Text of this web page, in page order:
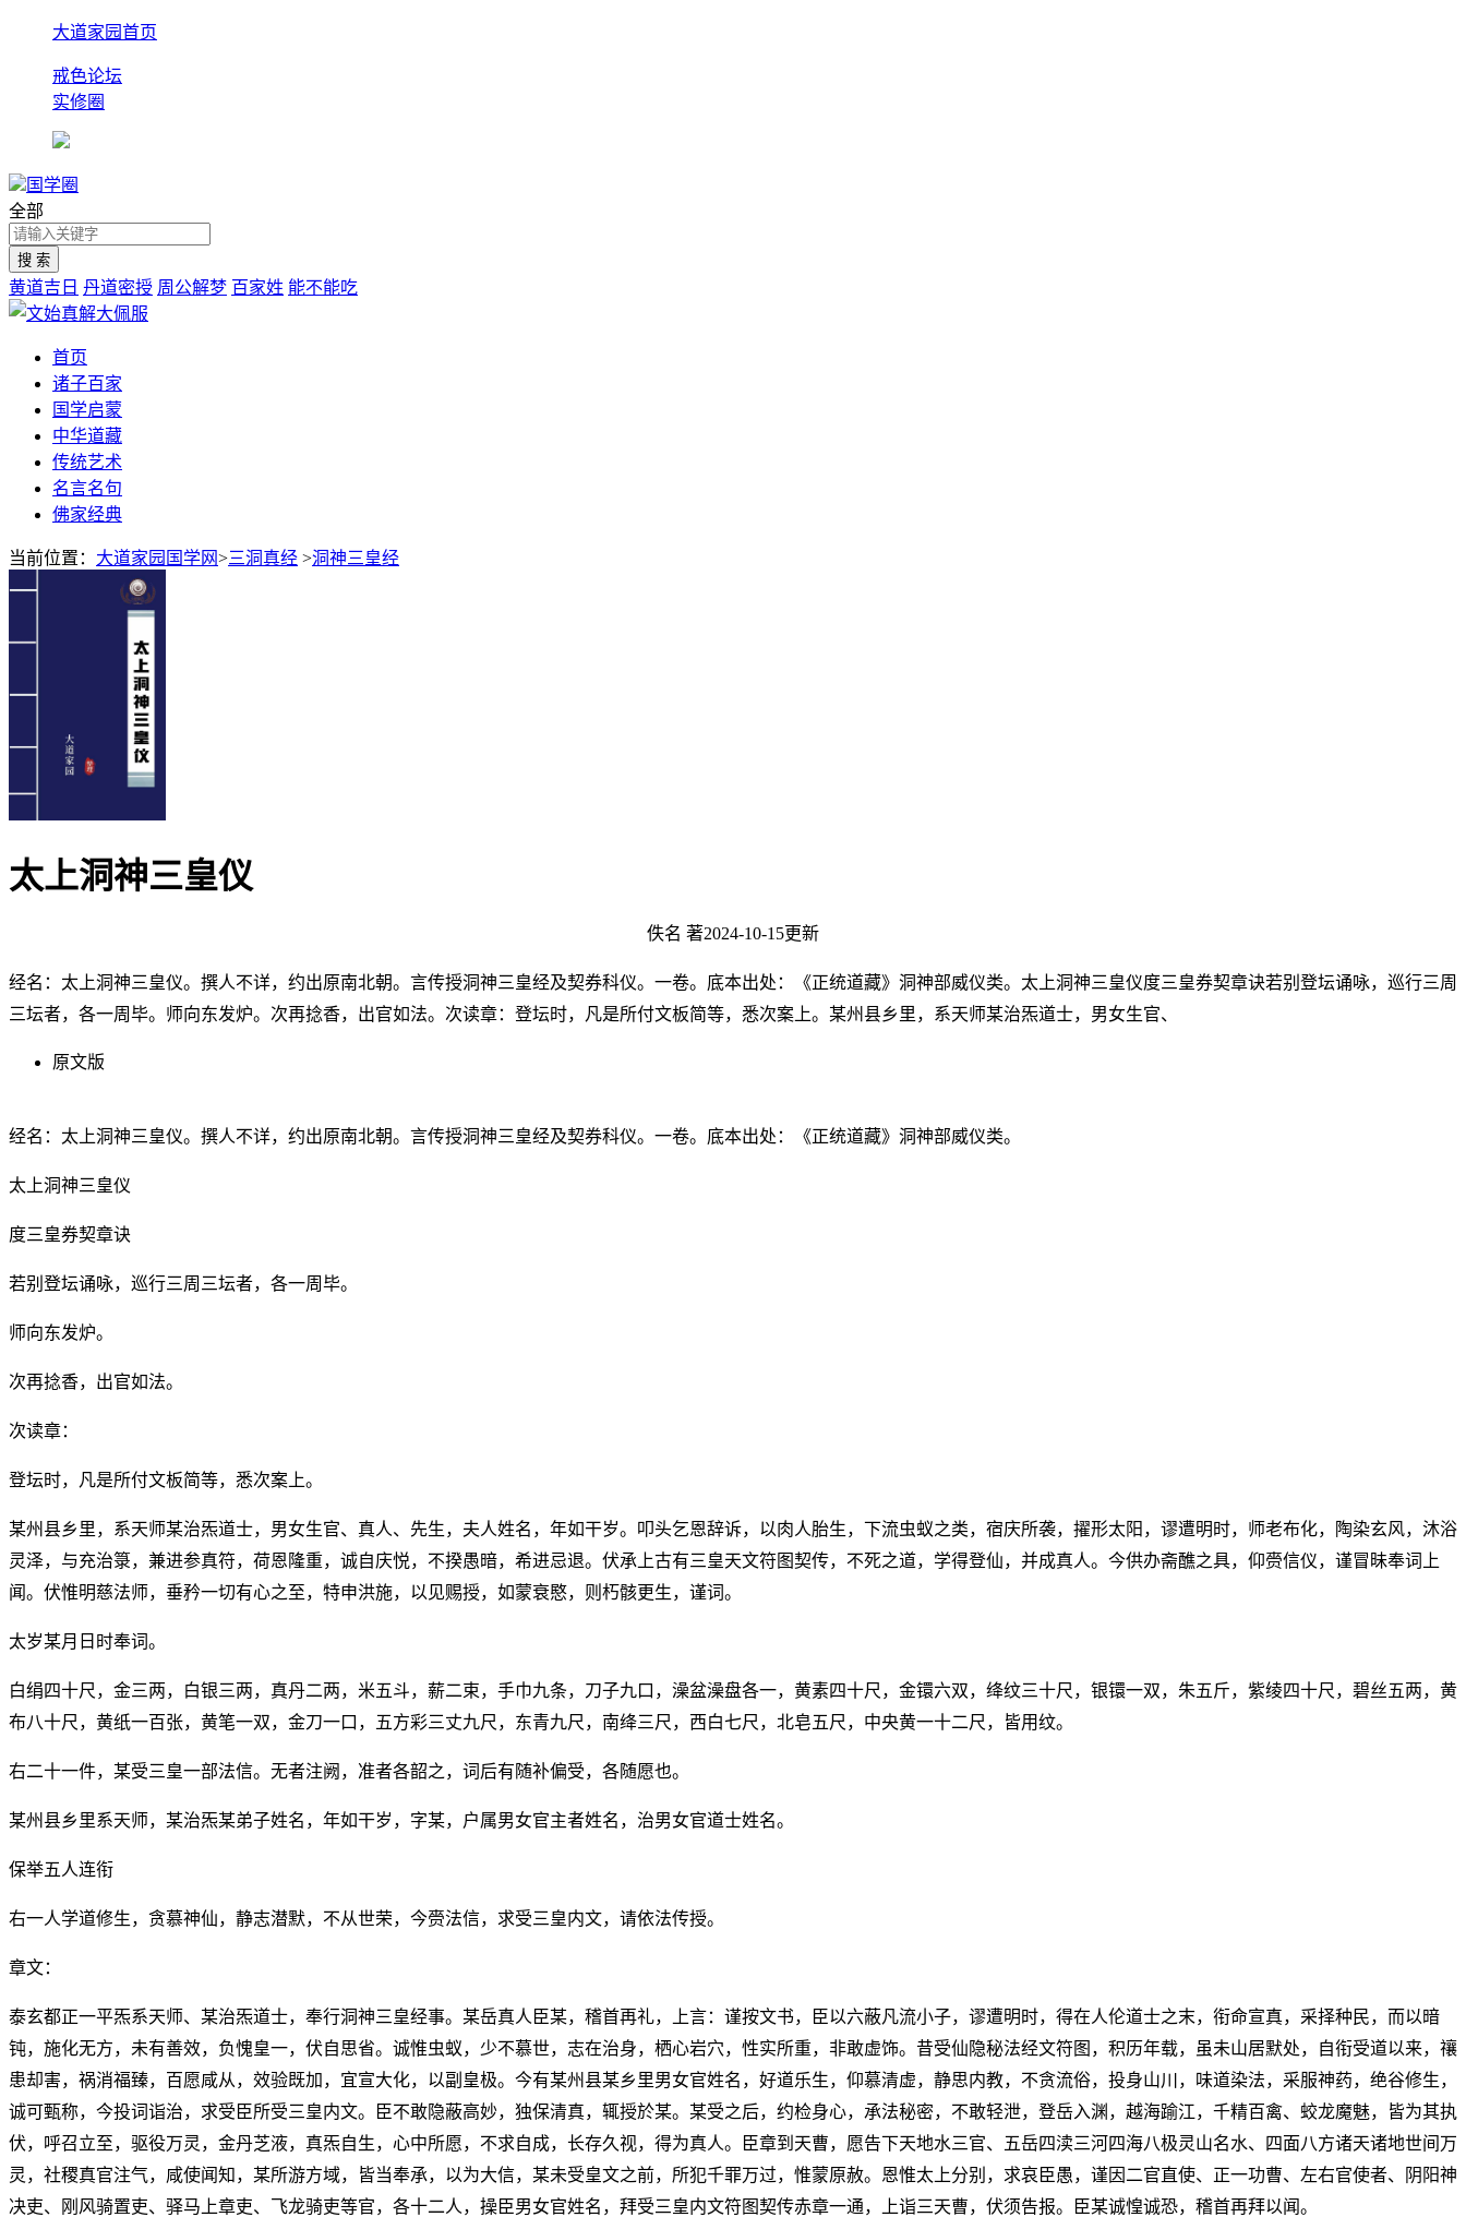
大道家园首页
戒色论坛
实修圈
国学圈
全部
黄道吉日 丹道密授 周公解梦 百家姓 能不能吃
首页
诸子百家
国学启蒙
中华道藏
传统艺术
名言名句
佛家经典
当前位置： 大道家园国学网>三洞真经 >洞神三皇经
太上洞神三皇仪
佚名 著2024-10-15更新
经名：太上洞神三皇仪。撰人不详，约出原南北朝。言传授洞神三皇经及契券科仪。一卷。底本出处：《正统道藏》洞神部威仪类。太上洞神三皇仪度三皇券契章诀若别登坛诵咏，巡行三周
三坛者，各一周毕。师向东发炉。次再捻香，出官如法。次读章：登坛时，凡是所付文板简等，悉次案上。某州县乡里，系天师某治炁道士，男女生官、
原文版
经名：太上洞神三皇仪。撰人不详，约出原南北朝。言传授洞神三皇经及契券科仪。一卷。底本出处：《正统道藏》洞神部威仪类。
太上洞神三皇仪
度三皇券契章诀
若别登坛诵咏，巡行三周三坛者，各一周毕。
师向东发炉。
次再捻香，出官如法。
次读章：
登坛时，凡是所付文板简等，悉次案上。
某州县乡里，系天师某治炁道士，男女生官、真人、先生，夫人姓名，年如干岁。叩头乞恩辞诉，以肉人胎生，下流虫蚁之类，宿庆所袭，擢形太阳，谬遭明时，师老布化，陶染玄风，沐浴
灵泽，与充治箓，兼进参真符，荷恩隆重，诚自庆悦，不揆愚暗，希进忌退。伏承上古有三皇天文符图契传，不死之道，学得登仙，并成真人。今供办斋醮之具，仰赍信仪，谨冒昧奉词上
闻。伏惟明慈法师，垂矜一切有心之至，特申洪施，以见赐授，如蒙衰愍，则朽骸更生，谨词。
太岁某月日时奉词。
白绢四十尺，金三两，白银三两，真丹二两，米五斗，薪二束，手巾九条，刀子九口，澡盆澡盘各一，黄素四十尺，金镮六双，绛纹三十尺，银镮一双，朱五斤，紫绫四十尺，碧丝五两，黄
布八十尺，黄纸一百张，黄笔一双，金刀一口，五方彩三丈九尺，东青九尺，南绛三尺，西白七尺，北皂五尺，中央黄一十二尺，皆用纹。
右二十一件，某受三皇一部法信。无者注阙，准者各韶之，词后有随补偏受，各随愿也。
某州县乡里系天师，某治炁某弟子姓名，年如干岁，字某，户属男女官主者姓名，治男女官道士姓名。
保举五人连衔
右一人学道修生，贪慕神仙，静志潜默，不从世荣，今赍法信，求受三皇内文，请依法传授。
章文：
泰玄都正一平炁系天师、某治炁道士，奉行洞神三皇经事。某岳真人臣某，稽首再礼，上言：谨按文书，臣以六蔽凡流小子，谬遭明时，得在人伦道士之末，衔命宣真，采择种民，而以暗
钝，施化无方，未有善效，负愧皇一，伏自思省。诚惟虫蚁，少不慕世，志在治身，栖心岩穴，性实所重，非敢虚饰。昔受仙隐秘法经文符图，积历年载，虽未山居默处，自衔受道以来，禳
患却害，祸消福臻，百愿咸从，效验既加，宜宣大化，以副皇极。今有某州县某乡里男女官姓名，好道乐生，仰慕清虚，静思内教，不贪流俗，投身山川，味道染法，采服神药，绝谷修生，
诚可甄称，今投词诣治，求受臣所受三皇内文。臣不敢隐蔽高妙，独保清真，辄授於某。某受之后，约检身心，承法秘密，不敢轻泄，登岳入渊，越海踰江，千精百禽、蛟龙魔魅，皆为其执
伏，呼召立至，驱役万灵，金丹芝液，真炁自生，心中所愿，不求自成，长存久视，得为真人。臣章到天曹，愿告下天地水三官、五岳四渎三河四海八极灵山名水、四面八方诸天诸地世间万
灵，社稷真官注气，咸使闻知，某所游方域，皆当奉承，以为大信，某未受皇文之前，所犯千罪万过，惟蒙原赦。恩惟太上分别，求哀臣愚，谨因二官直使、正一功曹、左右官使者、阴阳神
决吏、刚风骑置吏、驿马上章吏、飞龙骑吏等官，各十二人，操臣男女官姓名，拜受三皇内文符图契传赤章一通，上诣三天曹，伏须告报。臣某诚惶诚恐，稽首再拜以闻。